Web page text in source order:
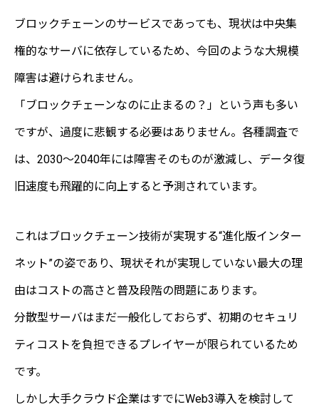
ブロックチェーンのサービスであっても、現状は中央集
権的なサーバに依存しているため、今回のような大規模
障害は避けられません。
「ブロックチェーンなのに止まるの？」という声も多い
ですが、過度に悲観する必要はありません。各種調査で
は、2030〜2040年には障害そのものが激減し、データ復
旧速度も飛躍的に向上すると予測されています。
これはブロックチェーン技術が実現する“進化版インター
ネット”の姿であり、現状それが実現していない最大の理
由はコストの高さと普及段階の問題にあります。
分散型サーバはまだ一般化しておらず、初期のセキュリ
ティコストを負担できるプレイヤーが限られているため
です。
しかし大手クラウド企業はすでにWeb3導入を検討して